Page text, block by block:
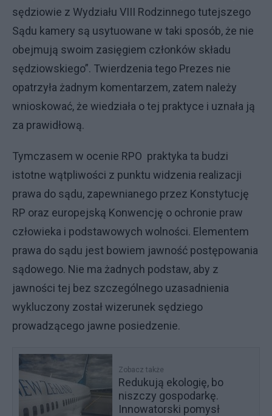
sędziowie z Wydziału VIII Rodzinnego tutejszego
Sądu kamery są usytuowane w taki sposób, że nie
obejmują swoim zasięgiem członków składu
sędziowskiego”. Twierdzenia tego Prezes nie
opatrzyła żadnym komentarzem, zatem należy
wnioskować, że wiedziała o tej praktyce i uznała ją
za prawidłową.
Tymczasem w ocenie RPO praktyka ta budzi
istotne wątpliwości z punktu widzenia realizacji
prawa do sądu, zapewnianego przez Konstytucję
RP oraz europejską Konwencję o ochronie praw
człowieka i podstawowych wolności. Elementem
prawa do sądu jest bowiem jawność postępowania
sądowego. Nie ma żadnych podstaw, aby z
jawności tej bez szczególnego uzasadnienia
wykluczony został wizerunek sędziego
prowadzącego jawne posiedzenie.
Zobacz także
Redukują ekologię, bo
niszczy gospodarkę.
Innowatorski pomysł